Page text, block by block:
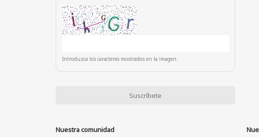
Introduzca los caracteres mostrados en la imagen.
Nuestra comunidad